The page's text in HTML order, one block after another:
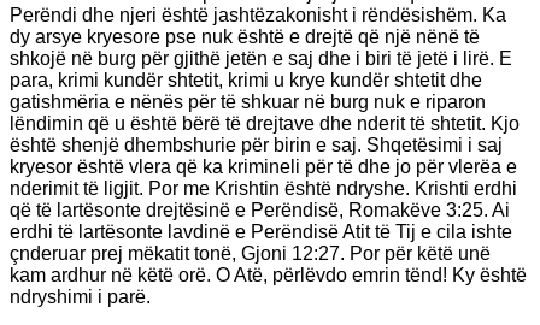
Perëndi dhe njeri është jashtëzakonisht i rëndësishëm. Ka
dy arsye kryesore pse nuk është e drejtë që një nënë të
shkojë në burg për gjithë jetën e saj dhe i biri të jetë i lirë. E
para, krimi kundër shtetit, krimi u krye kundër shtetit dhe
gatishmëria e nënës për të shkuar në burg nuk e riparon
lëndimin që u është bërë të drejtave dhe nderit të shtetit. Kjo
është shenjë dhembshurie për birin e saj. Shqetësimi i saj
kryesor është vlera që ka krimineli për të dhe jo për vlerëa e
nderimit të ligjit. Por me Krishtin është ndryshe. Krishti erdhi
që të lartësonte drejtësinë e Perëndisë, Romakëve 3:25. Ai
erdhi të lartësonte lavdinë e Perëndisë Atit të Tij e cila ishte
çnderuar prej mëkatit tonë, Gjoni 12:27. Por për këtë unë
kam ardhur në këtë orë. O Atë, përlëvdo emrin tënd! Ky është
ndryshimi i parë.